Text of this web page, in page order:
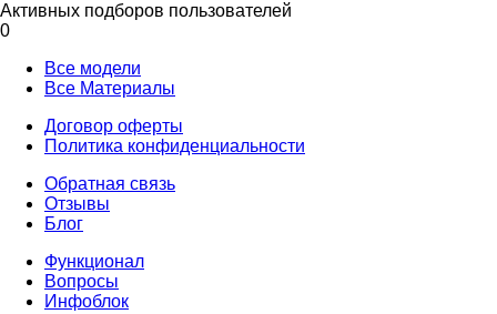
Активных подборов пользователей
0
Все модели
Все Материалы
Договор оферты
Политика конфиденциальности
Обратная связь
Отзывы
Блог
Функционал
Вопросы
Инфоблок